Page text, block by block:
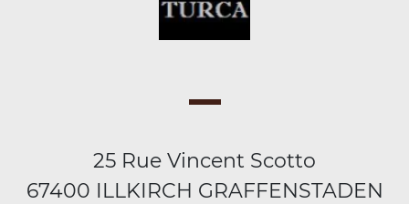
25 Rue Vincent Scotto
67400 ILLKIRCH GRAFFENSTADEN